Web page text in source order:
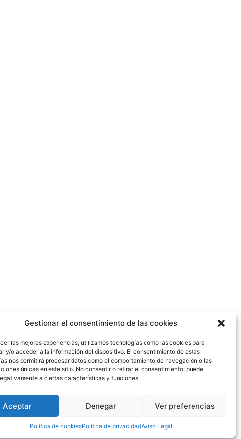
Gestionar el consentimiento de las cookies
las mejores experiencias, utilizamos tecnologías como las cookies para
y/o acceder a la información del dispositivo. El consentimiento de estas
nos permitirá procesar datos como el comportamiento de navegación o las
únicas en este sitio. No consentir o retirar el consentimiento, puede
a ciertas características y funciones.
Aceptar Denegar Ver preferencias
Política de cookiesPolítica de privacidadAviso Legal
INICIO PORTFOLIO CONTACTO
Política de privacidad
Política de cookies